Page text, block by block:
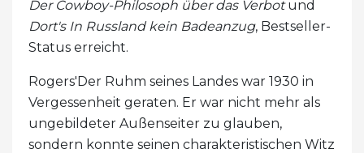
Der Cowboy-Philosoph über das Verbotund
Dort's In Russland kein Badeanzug, Bestseller-
Status erreicht.
Rogers'Der Ruhm seines Landes war 1930 in
Vergessenheit geraten. Er war nicht mehr als
ungebildeter Außenseiter zu glauben,
sondern konnte seinen charakteristischen Witz